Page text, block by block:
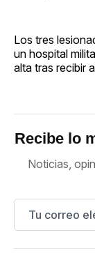
Los tres
un hospital
alta tras recibir
Recibe lo
Noticias,